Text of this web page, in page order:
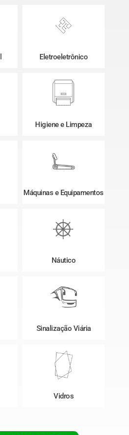
Eletroeletrônico
Higiene e Limpeza
Máquinas e Equipamentos
Náutico
Sinalização Viária
Vidros